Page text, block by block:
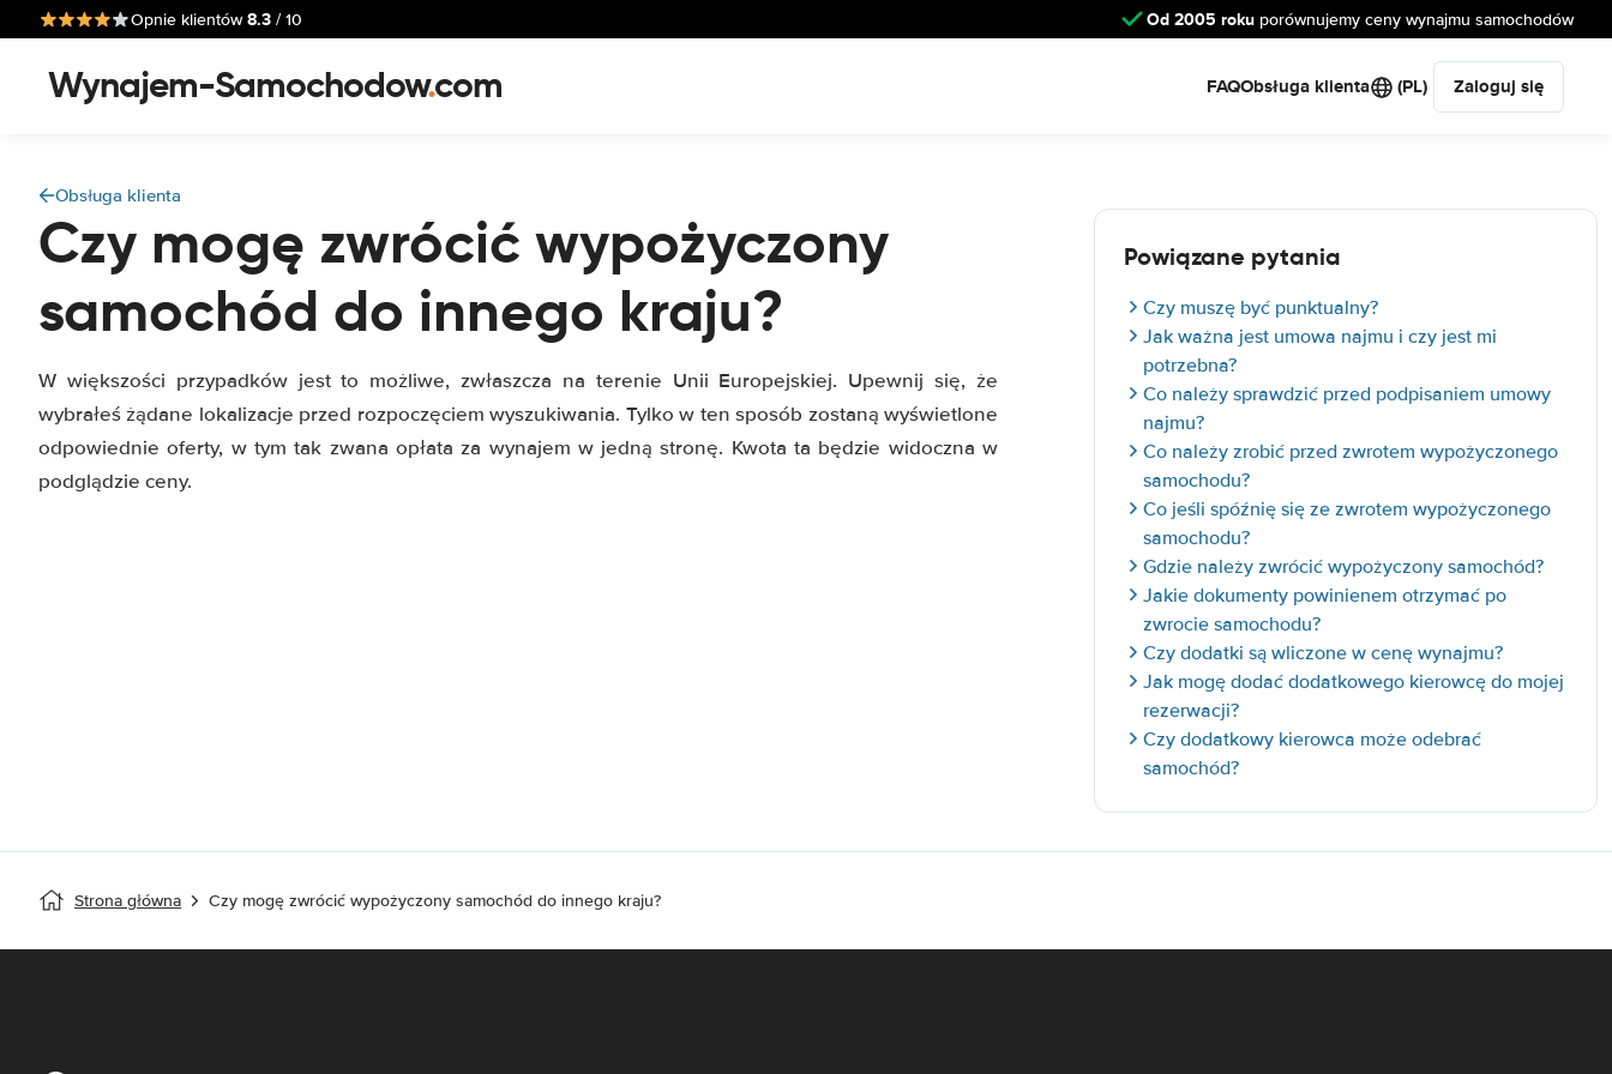
Opnie klientów8.3 / 10 Od 2005 roku porównujemy ceny wynajmu samochodów
Wynajem-Samochodow.com FAQObsługa klienta (PL) Zaloguj się
Obsługa klienta
Czy mogę zwrócić wypożyczony
samochód do innego kraju?
W większości przypadków jest to możliwe, zwłaszcza na terenie Unii Europejskiej. Upewnij się, że
wybrałeś żądane lokalizacje przed rozpoczęciem wyszukiwania. Tylko w ten sposób zostaną wyświetlone
odpowiednie oferty, w tym tak zwana opłata za wynajem w jedną stronę. Kwota ta będzie widoczna w
podglądzie ceny.
Powiązane pytania
Czy muszę być punktualny?
Jak ważna jest umowa najmu i czy jest mi
potrzebna?
Co należy sprawdzić przed podpisaniem umowy
najmu?
Co należy zrobić przed zwrotem wypożyczonego
samochodu?
Co jeśli spóźnię się ze zwrotem wypożyczonego
samochodu?
Gdzie należy zwrócić wypożyczony samochód?
Jakie dokumenty powinienem otrzymać po
zwrocie samochodu?
Czy dodatki są wliczone w cenę wynajmu?
Jak mogę dodać dodatkowego kierowcę do mojej
rezerwacji?
Czy dodatkowy kierowca może odebrać
samochód?
Strona główna Czy mogę zwrócić wypożyczony samochód do innego kraju?